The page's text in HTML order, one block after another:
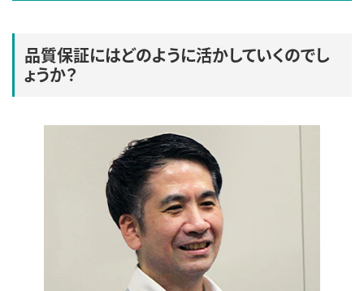
品質保証にはどのように活かしていくのでし
ょうか？